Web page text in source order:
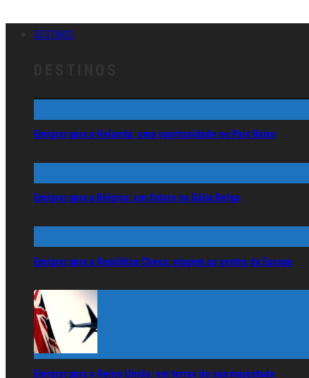
DESTINOS
Emigrar para a Holanda: uma oportunidade no País Baixo
Emigrar para a Bélgica: um futuro na Gália Belga
Emigrar para a República Checa: viagem ao centro da Europa
Emigrar para o Reino Unido: em terras de sua majestade